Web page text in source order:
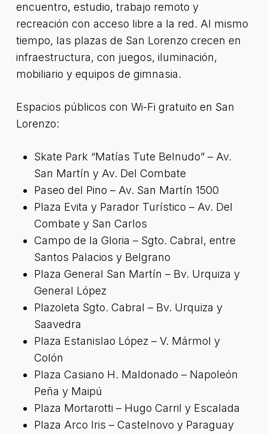
encuentro, estudio, trabajo remoto y
recreación con acceso libre a la red. Al mismo
tiempo, las plazas de San Lorenzo crecen en
infraestructura, con juegos, iluminación,
mobiliario y equipos de gimnasia.
Espacios públicos con Wi-Fi gratuito en San
Lorenzo:
Skate Park “Matías Tute Belnudo” – Av.
San Martín y Av. Del Combate
Paseo del Pino – Av. San Martín 1500
Plaza Evita y Parador Turístico – Av. Del
Combate y San Carlos
Campo de la Gloria – Sgto. Cabral, entre
Santos Palacios y Belgrano
Plaza General San Martín – Bv. Urquiza y
General López
Plazoleta Sgto. Cabral – Bv. Urquiza y
Saavedra
Plaza Estanislao López – V. Mármol y
Colón
Plaza Casiano H. Maldonado – Napoleón
Peña y Maipú
Plaza Mortarotti – Hugo Carril y Escalada
Plaza Arco Iris – Castelnovo y Paraguay